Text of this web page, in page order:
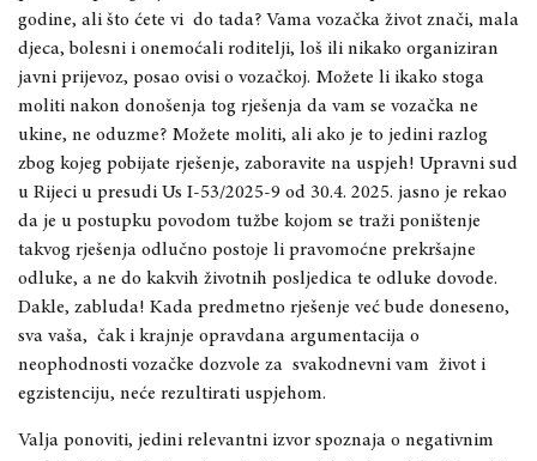
godine, ali što ćete vi do tada? Vama vozačka život znači, mala
djeca, bolesni i onemoćali roditelji, loš ili nikako organiziran
javni prijevoz, posao ovisi o vozačkoj. Možete li ikako stoga
moliti nakon donošenja tog rješenja da vam se vozačka ne
ukine, ne oduzme? Možete moliti, ali ako je to jedini razlog
zbog kojeg pobijate rješenje, zaboravite na uspjeh! Upravni sud
u Rijeci u presudi Us I-53/2025-9 od 30.4. 2025. jasno je rekao
da je u postupku povodom tužbe kojom se traži poništenje
takvog rješenja odlučno postoje li pravomoćne prekršajne
odluke, a ne do kakvih životnih posljedica te odluke dovode.
Dakle, zabluda! Kada predmetno rješenje već bude doneseno,
sva vaša, čak i krajnje opravdana argumentacija o
neophodnosti vozačke dozvole za svakodnevni vam život i
egzistenciju, neće rezultirati uspjehom.
Valja ponoviti, jedini relevantni izvor spoznaja o negativnim